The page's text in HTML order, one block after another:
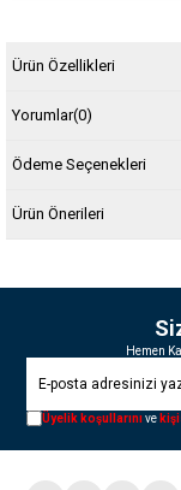
Ürün Özellikleri
Yorumlar(0)
Ödeme Seçenekleri
Ürün Önerileri
Hemen
Üyelik koşullarınıve